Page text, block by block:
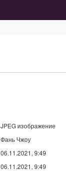
JPEG изображение
Фань Чжоу
06.11.2021, 9:49
06.11.2021, 9:49